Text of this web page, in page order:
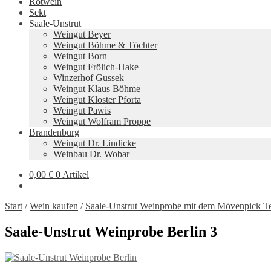
Sekt
Saale-Unstrut
Weingut Beyer
Weingut Böhme & Töchter
Weingut Born
Weingut Frölich-Hake
Winzerhof Gussek
Weingut Klaus Böhme
Weingut Kloster Pforta
Weingut Pawis
Weingut Wolfram Proppe
Brandenburg
Weingut Dr. Lindicke
Weinbau Dr. Wobar
0,00 € 0 Artikel
Start /Wein kaufen / Saale-Unstrut Weinprobe mit dem Mövenpick
Saale-Unstrut Weinprobe Berlin 3